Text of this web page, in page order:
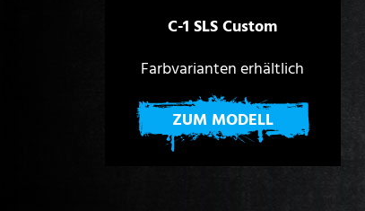
C-1 SLS Custom
Farbvarianten erhältlich
ZUM MODELL